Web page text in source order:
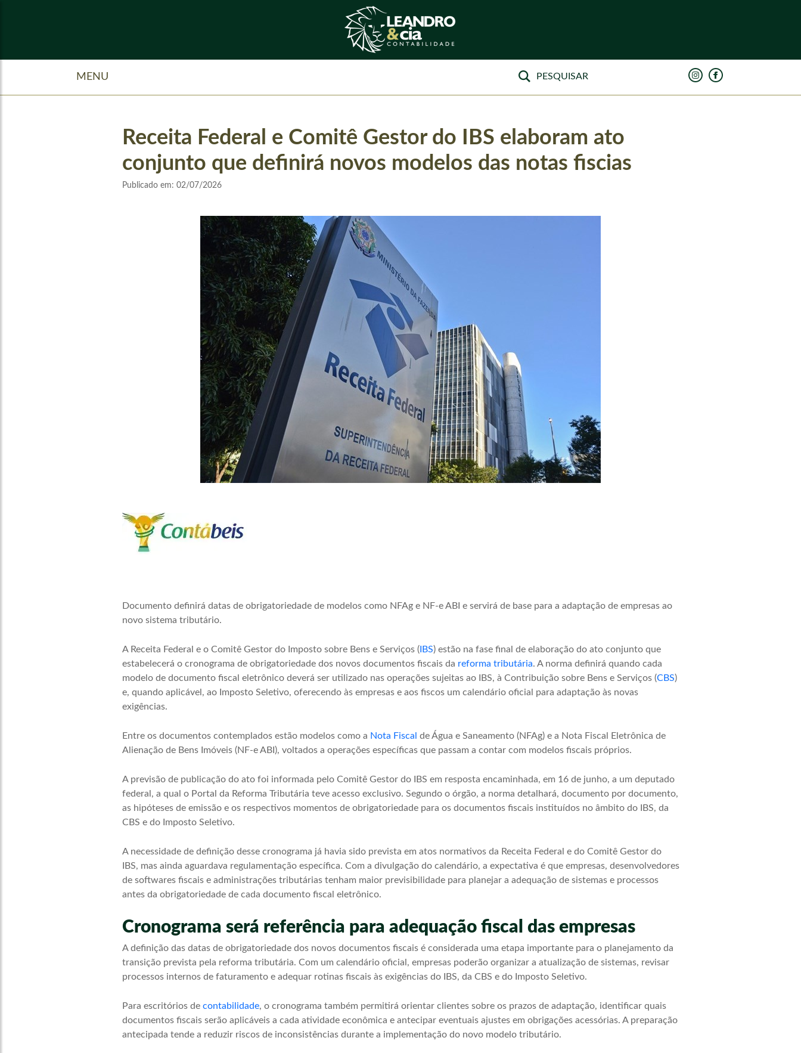
MENU
Receita Federal e Comitê Gestor do IBS elaboram ato
conjunto que definirá novos modelos das notas fiscias
Publicado em: 02/07/2026
Documento definirá datas de obrigatoriedade de modelos como NFAg e NF-e ABI e servirá de base para a adaptação de empresas ao
novo sistema tributário.
A Receita Federal e o Comitê Gestor do Imposto sobre Bens e Serviços (IBS) estão na fase final de elaboração do ato conjunto que
estabelecerá o cronograma de obrigatoriedade dos novos documentos fiscais da reforma tributária. A norma definirá quando cada
modelo de documento fiscal eletrônico deverá ser utilizado nas operações sujeitas ao IBS, à Contribuição sobre Bens e Serviços (CBS)
e, quando aplicável, ao Imposto Seletivo, oferecendo às empresas e aos fiscos um calendário oficial para adaptação às novas
exigências.
Entre os documentos contemplados estão modelos como a Nota Fiscal de Água e Saneamento (NFAg) e a Nota Fiscal Eletrônica de
Alienação de Bens Imóveis (NF-e ABI), voltados a operações específicas que passam a contar com modelos fiscais próprios.
A previsão de publicação do ato foi informada pelo Comitê Gestor do IBS em resposta encaminhada, em 16 de junho, a um deputado
federal, a qual o Portal da Reforma Tributária teve acesso exclusivo. Segundo o órgão, a norma detalhará, documento por documento,
as hipóteses de emissão e os respectivos momentos de obrigatoriedade para os documentos fiscais instituídos no âmbito do IBS, da
CBS e do Imposto Seletivo.
A necessidade de definição desse cronograma já havia sido prevista em atos normativos da Receita Federal e do Comitê Gestor do
IBS, mas ainda aguardava regulamentação específica. Com a divulgação do calendário, a expectativa é que empresas, desenvolvedores
de softwares fiscais e administrações tributárias tenham maior previsibilidade para planejar a adequação de sistemas e processos
antes da obrigatoriedade de cada documento fiscal eletrônico.
Cronograma será referência para adequação fiscal das empresas
A definição das datas de obrigatoriedade dos novos documentos fiscais é considerada uma etapa importante para o planejamento da
transição prevista pela reforma tributária. Com um calendário oficial, empresas poderão organizar a atualização de sistemas, revisar
processos internos de faturamento e adequar rotinas fiscais às exigências do IBS, da CBS e do Imposto Seletivo.
Para escritórios de contabilidade, o cronograma também permitirá orientar clientes sobre os prazos de adaptação, identificar quais
documentos fiscais serão aplicáveis a cada atividade econômica e antecipar eventuais ajustes em obrigações acessórias. A preparação
antecipada tende a reduzir riscos de inconsistências durante a implementação do novo modelo tributário.